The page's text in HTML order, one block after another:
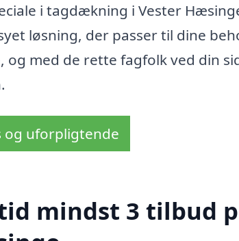
i tagdækning i Vester
løsning, der passer til dine
og med de rette fagfolk ved din
og uforpligtende
mindst 3 tilbud